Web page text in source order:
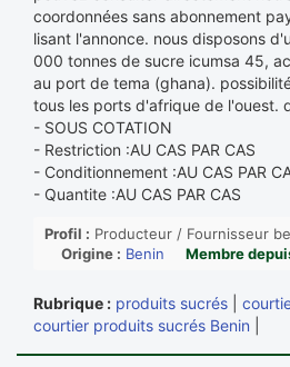
coordonnées sans abonnement
lisant l'annonce. nous disposons
000 tonnes de sucre icumsa 45,
au port de tema (ghana).
tous les ports d'afrique de l'ouest.
- SOUS COTATION
- Restriction :AU CAS PAR CAS
- Conditionnement :AU CAS PAR
- Quantite :AU CAS PAR CAS
Profil : Producteur / Fournisseur
Origine : Benin Membre
Rubrique : produits sucrés
courtier produits sucrés Benin